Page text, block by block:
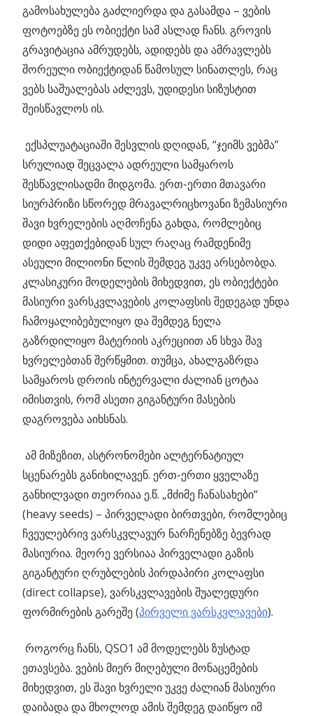
გამოსახულება გაძლიერდა და გასამდა – ვების
ფოტოებზე ეს ობიექტი სამ ასლად ჩანს. გროვის
გრავიტაცია ამრუდებს, ადიდებს და ამრავლებს
შორეული ობიექტიდან წამოსულ სინათლეს, რაც
ვებს საშუალებას აძლევს, უდიდესი სიზუსტით
შეისწავლოს ის.
ექსპლუატაციაში შესვლის დღიდან, “ჯეიმს ვებმა”
სრულიად შეცვალა ადრეული სამყაროს
შესწავლისადმი მიდგომა. ერთ-ერთი მთავარი
სიურპრიზი სწორედ მრავალრიცხოვანი ზემასიური
შავი ხვრელების აღმოჩენა გახდა, რომლებიც
დიდი აფეთქებიდან სულ რაღაც რამდენიმე
ასეული მილიონი წლის შემდეგ უკვე არსებობდა.
კლასიკური მოდელების მიხედვით, ეს ობიექტები
მასიური ვარსკვლავების კოლაფსის შედეგად უნდა
ჩამოყალიბებულიყო და შემდეგ ნელა
გაზრდილიყო მატერიის აკრეციით ან სხვა შავ
ხვრელებთან შერწყმით. თუმცა, ახალგაზრდა
სამყაროს დროის ინტერვალი ძალიან ცოტაა
იმისთვის, რომ ასეთი გიგანტური მასების
დაგროვება აიხსნას.
ამ მიზეზით, ასტრონომები ალტერნატიულ
სცენარებს განიხილავენ. ერთ-ერთი ყველაზე
განხილვადი თეორიაა ე.წ. „მძიმე ჩანასახები“
(heavy seeds) – პირველადი ბირთვები, რომლებიც
ჩვეულებრივ ვარსკვლავურ ნარჩენებზე ბევრად
მასიურია. მეორე ვერსიაა პირველადი გაზის
გიგანტური ღრუბლების პირდაპირი კოლაფსი
(direct collapse), ვარსკვლავების შუალედური
ფორმირების გარეშე (პირველი ვარსკვლავები).
როგორც ჩანს, QSO1 ამ მოდელებს ზუსტად
ეთავსება. ვების მიერ მიღებული მონაცემების
მიხედვით, ეს შავი ხვრელი უკვე ძალიან მასიური
დაიბადა და მხოლოდ ამის შემდეგ დაიწყო იმ